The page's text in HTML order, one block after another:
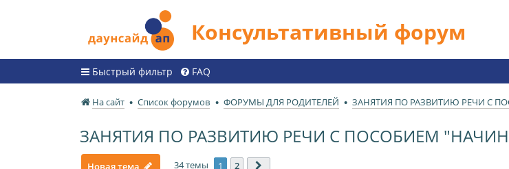
Консультативный форум
Быстрый фильтр FAQ
На сайт Список форумов ФОРУМЫ ДЛЯ РОДИТЕЛЕЙ ЗАНЯТИЯ ПО РАЗВИТИЮ РЕЧИ С
ЗАНЯТИЯ ПО РАЗВИТИЮ РЕЧИ С ПОСОБИЕМ
Новая тема 34 темы 1 2